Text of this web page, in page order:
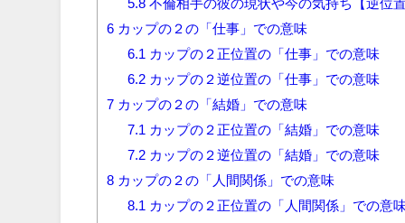
5.8 不倫相手の彼の現状や今の気持ち【逆位置
6 カップの２の「仕事」での意味
6.1 カップの２正位置の「仕事」での意味
6.2 カップの２逆位置の「仕事」での意味
7 カップの２の「結婚」での意味
7.1 カップの２正位置の「結婚」での意味
7.2 カップの２逆位置の「結婚」での意味
8 カップの２の「人間関係」での意味
8.1 カップの２正位置の「人間関係」での意